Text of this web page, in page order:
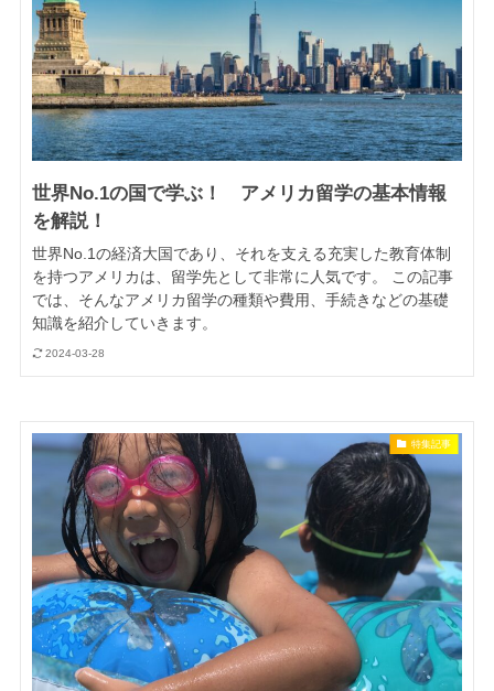
世界No.1の国で学ぶ！ アメリカ留学の基本情報
を解説！
世界No.1の経済大国であり、それを支える充実した教育体制
を持つアメリカは、留学先として非常に人気です。 この記事
では、そんなアメリカ留学の種類や費用、手続きなどの基礎
知識を紹介していきます。
2024-03-28
特集記事